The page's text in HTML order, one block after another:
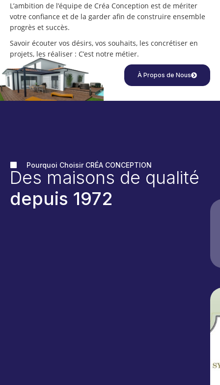
L’ambition de l’équipe de Créa Conception est de mériter
votre confiance et de la garder afin de construire ensemble
progrès et succès.
Savoir écouter vos désirs, vos souhaits, les concrétiser en
projets, les réaliser : C’est notre métier.
À Propos de Nous
Pourquoi Choisir CRÉA CONCEPTION
Des maisons de qualité
depuis 1972